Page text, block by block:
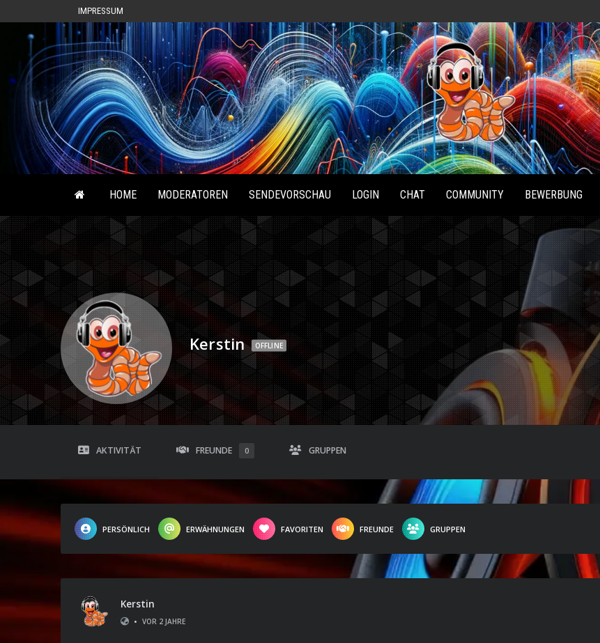
IMPRESSUM
Radio
Waterlu
HOME MODERATOREN SENDEVORSCHAU LOGIN CHAT COMMUNITY BEWERBUNG
Kerstin OFFLINE
AKTIVITÄT FREUNDE 0 GRUPPEN
PERSÖNLICH ERWÄHNUNGEN FAVORITEN FREUNDE GRUPPEN
Kerstin
• VOR 2 JAHRE